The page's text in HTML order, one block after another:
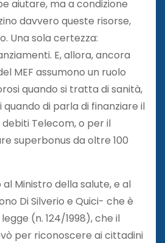
aiutare, ma a condizione
davvero queste risorse,
Una sola certezza:
E, allora, ancora
MEF assumono un ruolo
quando si tratta di sanità,
di parla di finanziare il
Telecom, o per il
superbonus da oltre 100
Ministro della salute, e al
Di Silverio e Quici- che è
(n. 124/1998), che il
per riconoscere ai cittadini